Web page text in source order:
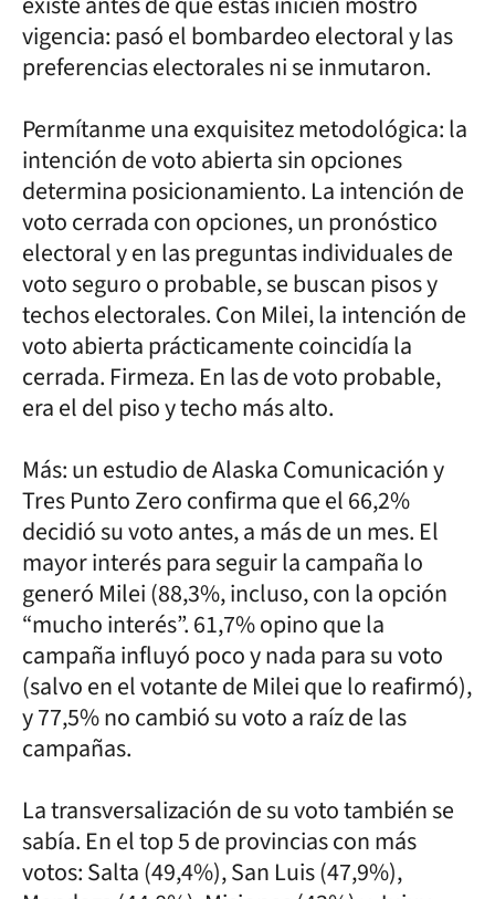
vigencia: pasó el bombardeo electoral y las
preferencias electorales ni se inmutaron.
Permítanme una exquisitez metodológica: la
intención de voto abierta sin opciones
determina posicionamiento. La intención de
voto cerrada con opciones, un pronóstico
electoral y en las preguntas individuales de
voto seguro o probable, se buscan pisos y
techos electorales. Con Milei, la intención de
voto abierta prácticamente coincidía la
cerrada. Firmeza. En las de voto probable,
era el del piso y techo más alto.
Más: un estudio de Alaska Comunicación y
Tres Punto Zero confirma que el 66,2%
decidió su voto antes, a más de un mes. El
mayor interés para seguir la campaña lo
generó Milei (88,3%, incluso, con la opción
“mucho interés”. 61,7% opino que la
campaña influyó poco y nada para su voto
(salvo en el votante de Milei que lo reafirmó),
y 77,5% no cambió su voto a raíz de las
campañas.
La transversalización de su voto también se
sabía. En el top 5 de provincias con más
votos: Salta (49,4%), San Luis (47,9%),